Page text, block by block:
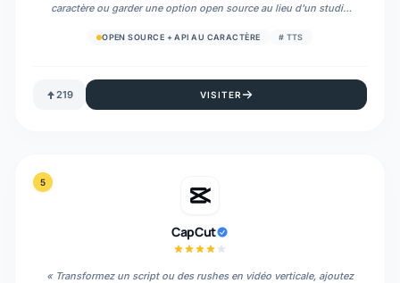
caractère ou garder une option open source au lieu d'un studio
OPEN SOURCE + API AU CARACTÈRE # TTS
219 VISITER
5
CapCut
« Transformez un script ou des rushes en vidéo verticale, ajoutez